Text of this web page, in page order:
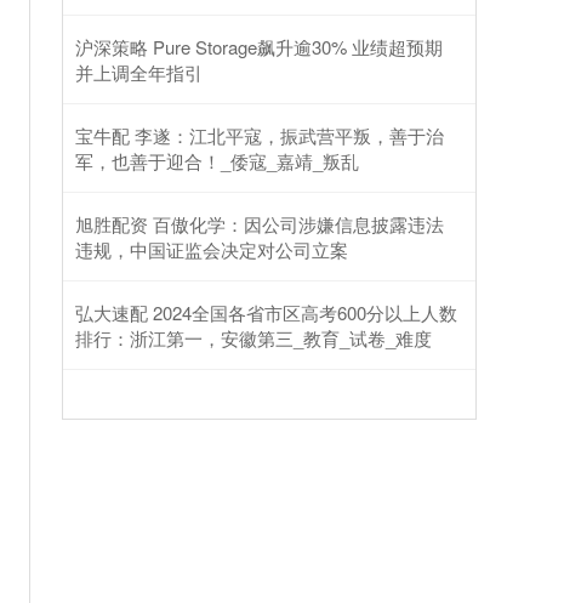
沪深策略 Pure Storage飙升逾30% 业绩超预期
并上调全年指引
宝牛配 李遂：江北平寇，振武营平叛，善于治
军，也善于迎合！_倭寇_嘉靖_叛乱
旭胜配资 百傲化学：因公司涉嫌信息披露违法
违规，中国证监会决定对公司立案
弘大速配 2024全国各省市区高考600分以上人数
排行：浙江第一，安徽第三_教育_试卷_难度